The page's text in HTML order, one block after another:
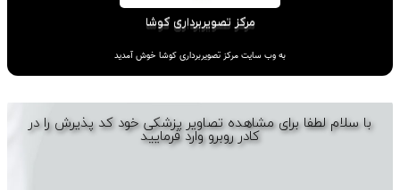
مرکز تصویربرداری کوشا
به وب سایت مرکز تصویربرداری کوشا خوش آمدید
با سلام لطفا برای مشاهده تصاویر پزشکی خود کد پذیرش را در
کادر روبرو وارد فرمایید